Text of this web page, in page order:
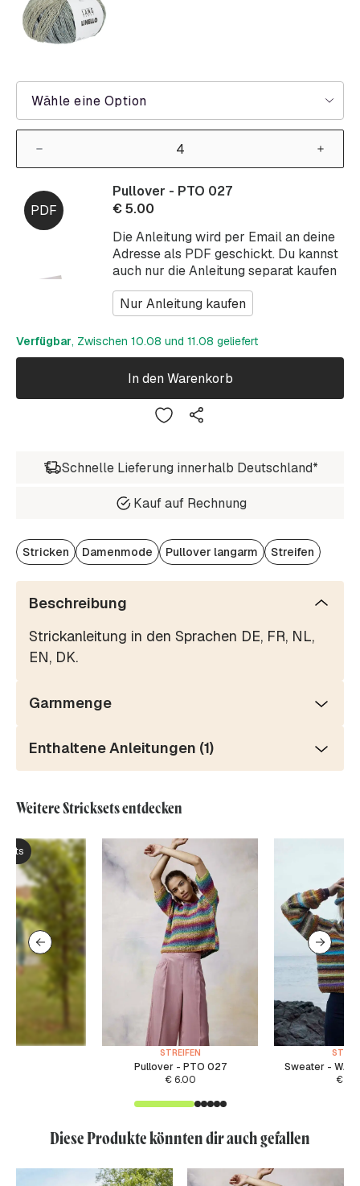
Wähle eine Option
Die Anleitung wird per Email an deine
Adresse als PDF geschickt. Du kannst
auch nur die Anleitung separat kaufen
Nur Anleitung kaufen
Pullover - PTO 027
€5.00
Verfügbar, Zwischen 10.08 und 11.08 geliefert
In den Warenkorb
Schnelle Lieferung innerhalb Deutschland*
Kauf auf Rechnung
Stricken Damenmode Pullover langarm Streifen
Beschreibung
Strickanleitung in den Sprachen DE, FR, NL,
EN, DK.
Garnmenge
Enthaltene Anleitungen (1)
Weitere Stricksets entdecken
STREIFEN
Pullover - PTO 027
€6.00
Sweater - WAD
€
Diese Produkte könnten dir auch gefallen